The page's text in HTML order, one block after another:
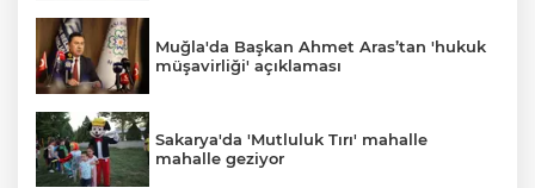
Muğla'da Başkan Ahmet Aras’tan 'hukuk
müşavirliği' açıklaması
Sakarya'da 'Mutluluk Tırı' mahalle
mahalle geziyor